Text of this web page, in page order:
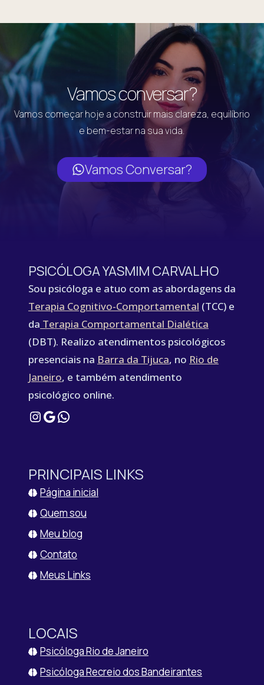
Vamos conversar?
Vamos começar hoje a construir mais clareza, equilíbrio
e bem-estar na sua vida.
Vamos Conversar?
PSICÓLOGA YASMIM CARVALHO
Sou psicóloga e atuo com as abordagens da
Terapia Cognitivo-Comportamental (TCC) e
da Terapia Comportamental Dialética
(DBT). Realizo atendimentos psicológicos
presenciais na Barra da Tijuca, no Rio de
Janeiro, e também atendimento
psicológico online.
Instagram
Google
WhatsApp
PRINCIPAIS LINKS
Página inicial
Quem sou
Meu blog
Contato
Meus Links
LOCAIS
Psicóloga Rio de Janeiro
Psicóloga Recreio dos Bandeirantes